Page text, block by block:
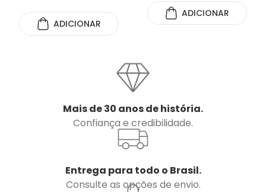
ADICIONAR
ADICIONAR
Mais de 30 anos de história.
Confiança e credibilidade.
Entrega para todo o Brasil.
Consulte as opções de envio.